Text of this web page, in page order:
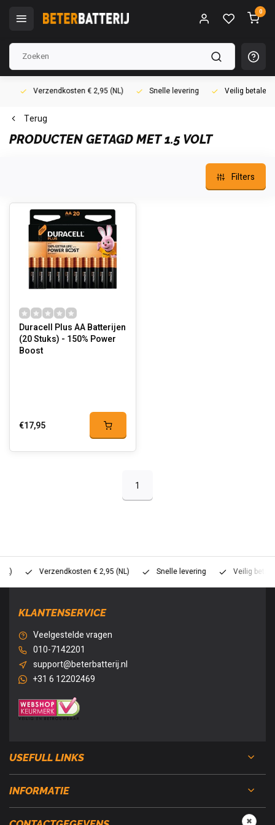
0
Verzendkosten € 2,95 (NL) Snelle levering Veilig betalen
Terug
PRODUCTEN GETAGD MET 1.5 VOLT
Filters
Duracell Plus AA Batterijen
(20 Stuks) - 150% Power
Boost
€17,95
1
Verzendkosten € 2,95 (NL) Snelle levering Veilig betalen
KLANTENSERVICE
Veelgestelde vragen
010-7142201
support@beterbatterij.nl
+31 6 12202469
USEFULL LINKS
INFORMATIE
✖